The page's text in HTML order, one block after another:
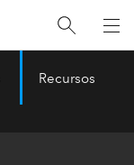
Recursos